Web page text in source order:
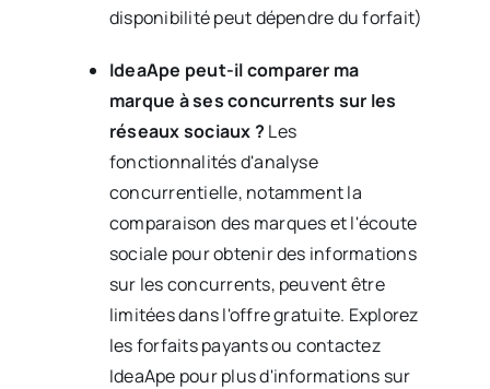
disponibilité peut dépendre du forfait)
IdeaApe peut-il comparer ma
marque à ses concurrents sur les
réseaux sociaux ? Les
fonctionnalités d'analyse
concurrentielle, notamment la
comparaison des marques et l'écoute
sociale pour obtenir des informations
sur les concurrents, peuvent être
limitées dans l'offre gratuite. Explorez
les forfaits payants ou contactez
IdeaApe pour plus d'informations sur